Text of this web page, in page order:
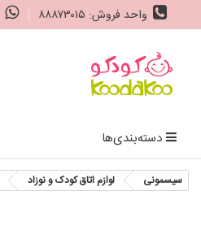
واحد فروش: ۸۸۸۷۳۰۱۵
دسته‌بندی‌ها
سیسمونی لوازم اتاق کودک و نوزاد